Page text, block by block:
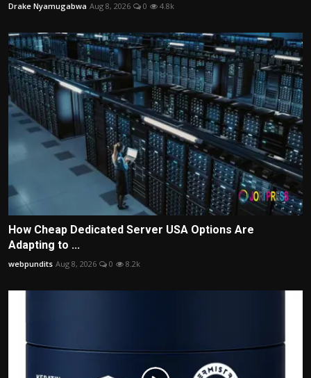
Drake Nyamugabwa Aug 8, 2026 0 4.8k
How Cheap Dedicated Server USA Options Are
Adapting to ...
webpundits Aug 8, 2026 0 8.2k